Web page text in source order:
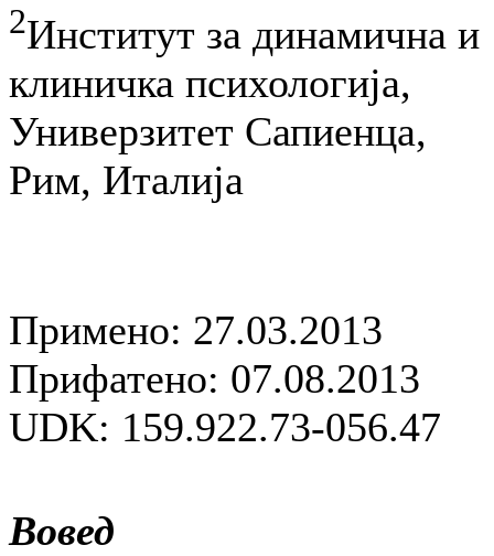
2Институт за динамична и
клиничка психологија,
Универзитет Сапиенца,
Рим, Италија
Примено: 27.03.2013
Прифатено: 07.08.2013
UDK: 159.922.73-056.47
Вовед